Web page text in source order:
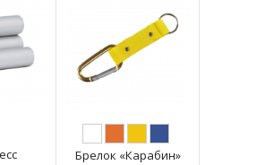
Брелок «Карабин»